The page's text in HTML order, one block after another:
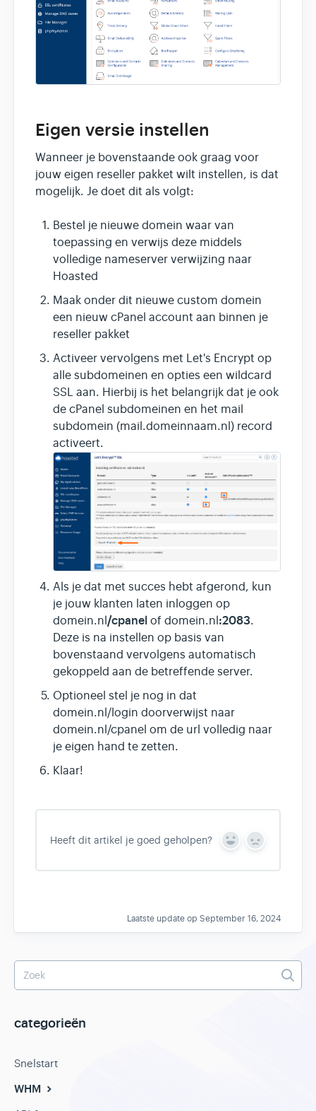
Eigen versie instellen
Wanneer je bovenstaande ook graag voor
jouw eigen reseller pakket wilt instellen, is dat
mogelijk. Je doet dit als volgt:
Bestel je nieuwe domein waar van
toepassing en verwijs deze middels
volledige nameserver verwijzing naar
Hoasted
Maak onder dit nieuwe custom domein
een nieuw cPanel account aan binnen je
reseller pakket
Activeer vervolgens met Let's Encrypt op
alle subdomeinen en opties een wildcard
SSL aan. Hierbij is het belangrijk dat je ook
de cPanel subdomeinen en het mail
subdomein (mail.domeinnaam.nl) record
activeert.
Als je dat met succes hebt afgerond, kun
je jouw klanten laten inloggen op
domein.nl/cpanel of domein.nl:2083.
Deze is na instellen op basis van
bovenstaand vervolgens automatisch
gekoppeld aan de betreffende server.
Optioneel stel je nog in dat
domein.nl/login doorverwijst naar
domein.nl/cpanel om de url volledig naar
je eigen hand te zetten.
Klaar!
Heeft dit artikel je goed geholpen?
Y
s
N
Laatste update op September 16, 2024
categorieën
Snelstart
WHM